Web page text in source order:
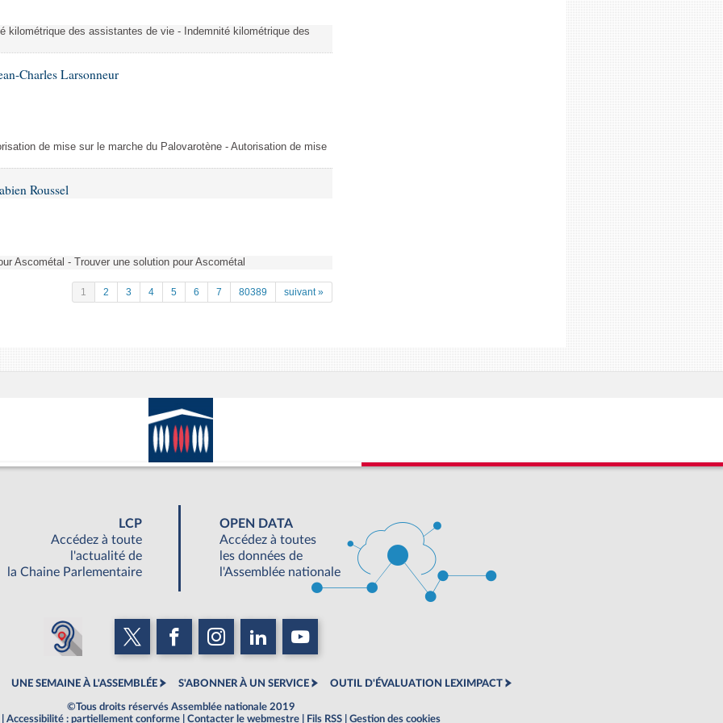
kilométrique des assistantes de vie - Indemnité kilométrique des
Charles Larsonneur
de mise sur le marche du Palovarotène - Autorisation de mise
Roussel
Ascométal - Trouver une solution pour Ascométal
1 2 3 4 5 6 7 80389 suivant »
LCP
Accédez à toute
l'actualité de
la Chaine Parlementaire
OPEN DATA
Accédez à toutes
les données de
l'Assemblée nationale
UNE SEMAINE À L'ASSEMBLÉE S'ABONNER À UN SERVICE OUTIL D'ÉVALUATION LEXIMPACT
©Tous droits réservés Assemblée nationale 2019
Accessibilité : partiellement conforme Contacter le webmestre Fils RSS Gestion des cookies